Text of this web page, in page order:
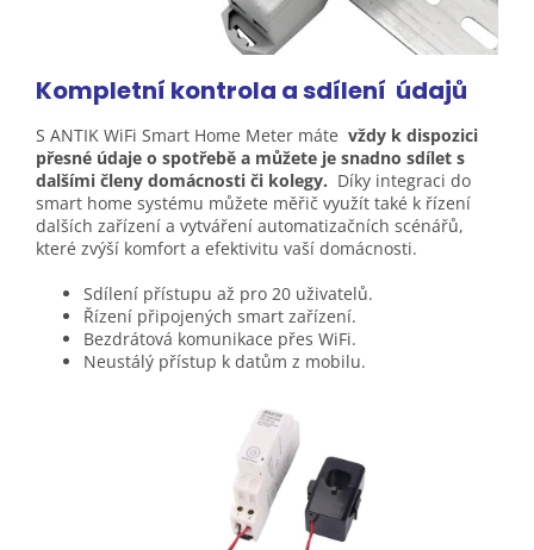
Kompletní kontrola a sdílení údajů
S ANTIK WiFi Smart Home Meter máte vždy k dispozici
přesné údaje o spotřebě a můžete je snadno sdílet s
dalšími členy domácnosti či kolegy. Díky integraci do
smart home systému můžete měřič využít také k řízení
dalších zařízení a vytváření automatizačních scénářů,
které zvýší komfort a efektivitu vaší domácnosti.
Sdílení přístupu až pro 20 uživatelů.
Řízení připojených smart zařízení.
Bezdrátová komunikace přes WiFi.
Neustálý přístup k datům z mobilu.